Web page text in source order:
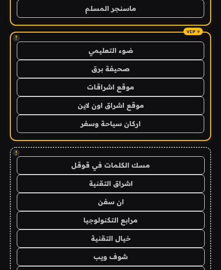
ماسنجر المسلم
!
ضوء التعليمي
صحيفة برق
موقع اشراقات
موقع اشراق اون لاين
اركان سياحة وسفر
!
مسك الكلمات في قوقل
اشراق التقنية
ان سفن
مرابع التكنولوجيا
خيال التقنية
شوف ويب